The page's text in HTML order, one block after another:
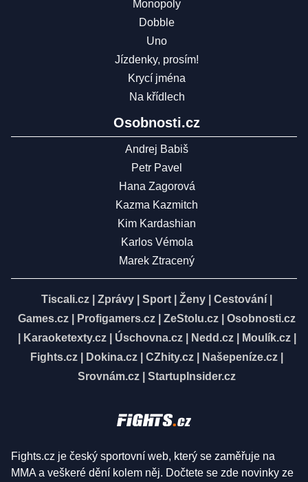
Monopoly
Dobble
Uno
Jízdenky, prosím!
Krycí jména
Na křídlech
Osobnosti.cz
Andrej Babiš
Petr Pavel
Hana Zagorová
Kazma Kazmitch
Kim Kardashian
Karlos Vémola
Marek Ztracený
Tiscali.cz Zprávy Sport Ženy Cestování
Games.cz
Profigamers.cz ZeStolu.cz
Osobnosti.cz
Karaoketexty.cz| Úschovna.cz| Nedd.cz| Moulík.cz|
Fights.cz
Dokina.cz CZhity.cz Našepeníze.cz
Srovnám.cz
StartupInsider.cz
Fights.cz je český sportovní web, který se zaměřuje na
MMA a veškeré dění kolem něj. Dočtete se zde novinky ze